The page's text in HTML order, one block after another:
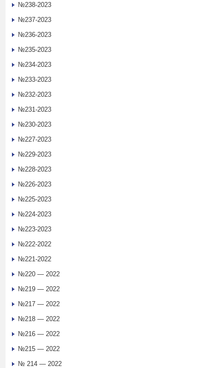
№238-2023
№237-2023
№236-2023
№235-2023
№234-2023
№233-2023
№232-2023
№231-2023
№230-2023
№227-2023
№229-2023
№228-2023
№226-2023
№225-2023
№224-2023
№223-2023
№222-2022
№221-2022
№220 — 2022
№219 — 2022
№217 — 2022
№218 — 2022
№216 — 2022
№215 — 2022
№ 214 — 2022